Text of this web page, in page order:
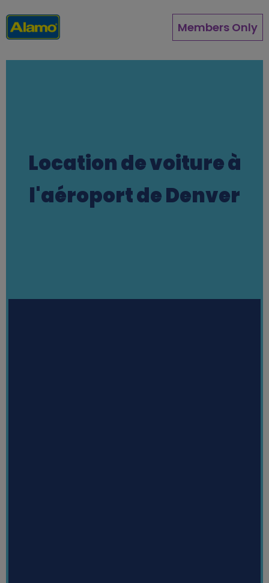
au
contenu
Members Only
Location de voiture à
l'aéroport de Denver